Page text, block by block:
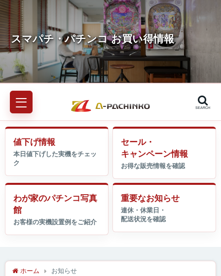
SEARCH
値下げ情報
セール・
キャンペーン情報
わが家のパチンコ写真
館
重要なお知らせ
ホーム お知らせ